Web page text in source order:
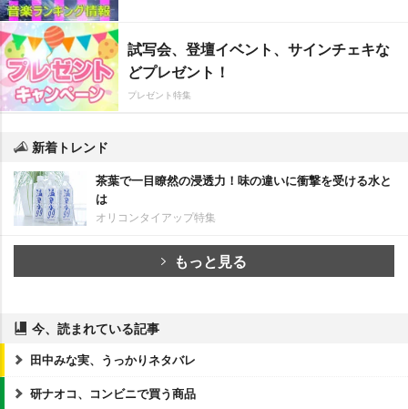
試写会、登壇イベント、サインチェキな
どプレゼント！
プレゼント特集
新着トレンド
茶葉で一目瞭然の浸透力！味の違いに衝撃を受ける水と
は
オリコンタイアップ特集
もっと見る
今、読まれている記事
田中みな実、うっかりネタバレ
研ナオコ、コンビニで買う商品